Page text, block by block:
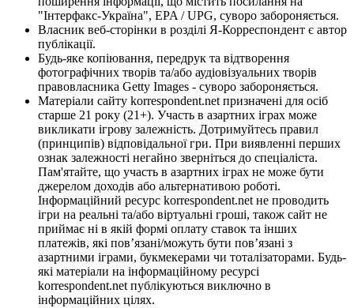
"Інтерфакс-Україна", EPA / UPG, суворо забороняється.
Власник веб-сторінки в розділі Я-Корреспондент є автор
публікації.
Будь-яке копіювання, передрук та відтворення
фотографічних творів та/або аудіовізуальних творів
правовласника Getty Images - суворо забороняється.
Матеріали сайту korrespondent.net призначені для осіб
старше 21 року (21+). Участь в азартних іграх може
викликати ігрову залежність. Дотримуйтесь правил
(принципів) відповідальної гри. При виявленні перших
ознак залежності негайно зверніться до спеціаліста.
Пам'ятайте, що участь в азартних іграх не може бути
джерелом доходів або альтернативою роботі.
Інформаційний ресурс korrespondent.net не проводить
ігри на реальні та/або віртуальні гроші, також сайт не
приймає ні в якій формі оплату ставок та інших
платежів, які пов’язані/можуть бути пов’язані з
азартними іграми, букмекерами чи тоталізаторами. Будь-
які матеріали на інформаційному ресурсі
korrespondent.net публікуються виключно в
інформаційних цілях.